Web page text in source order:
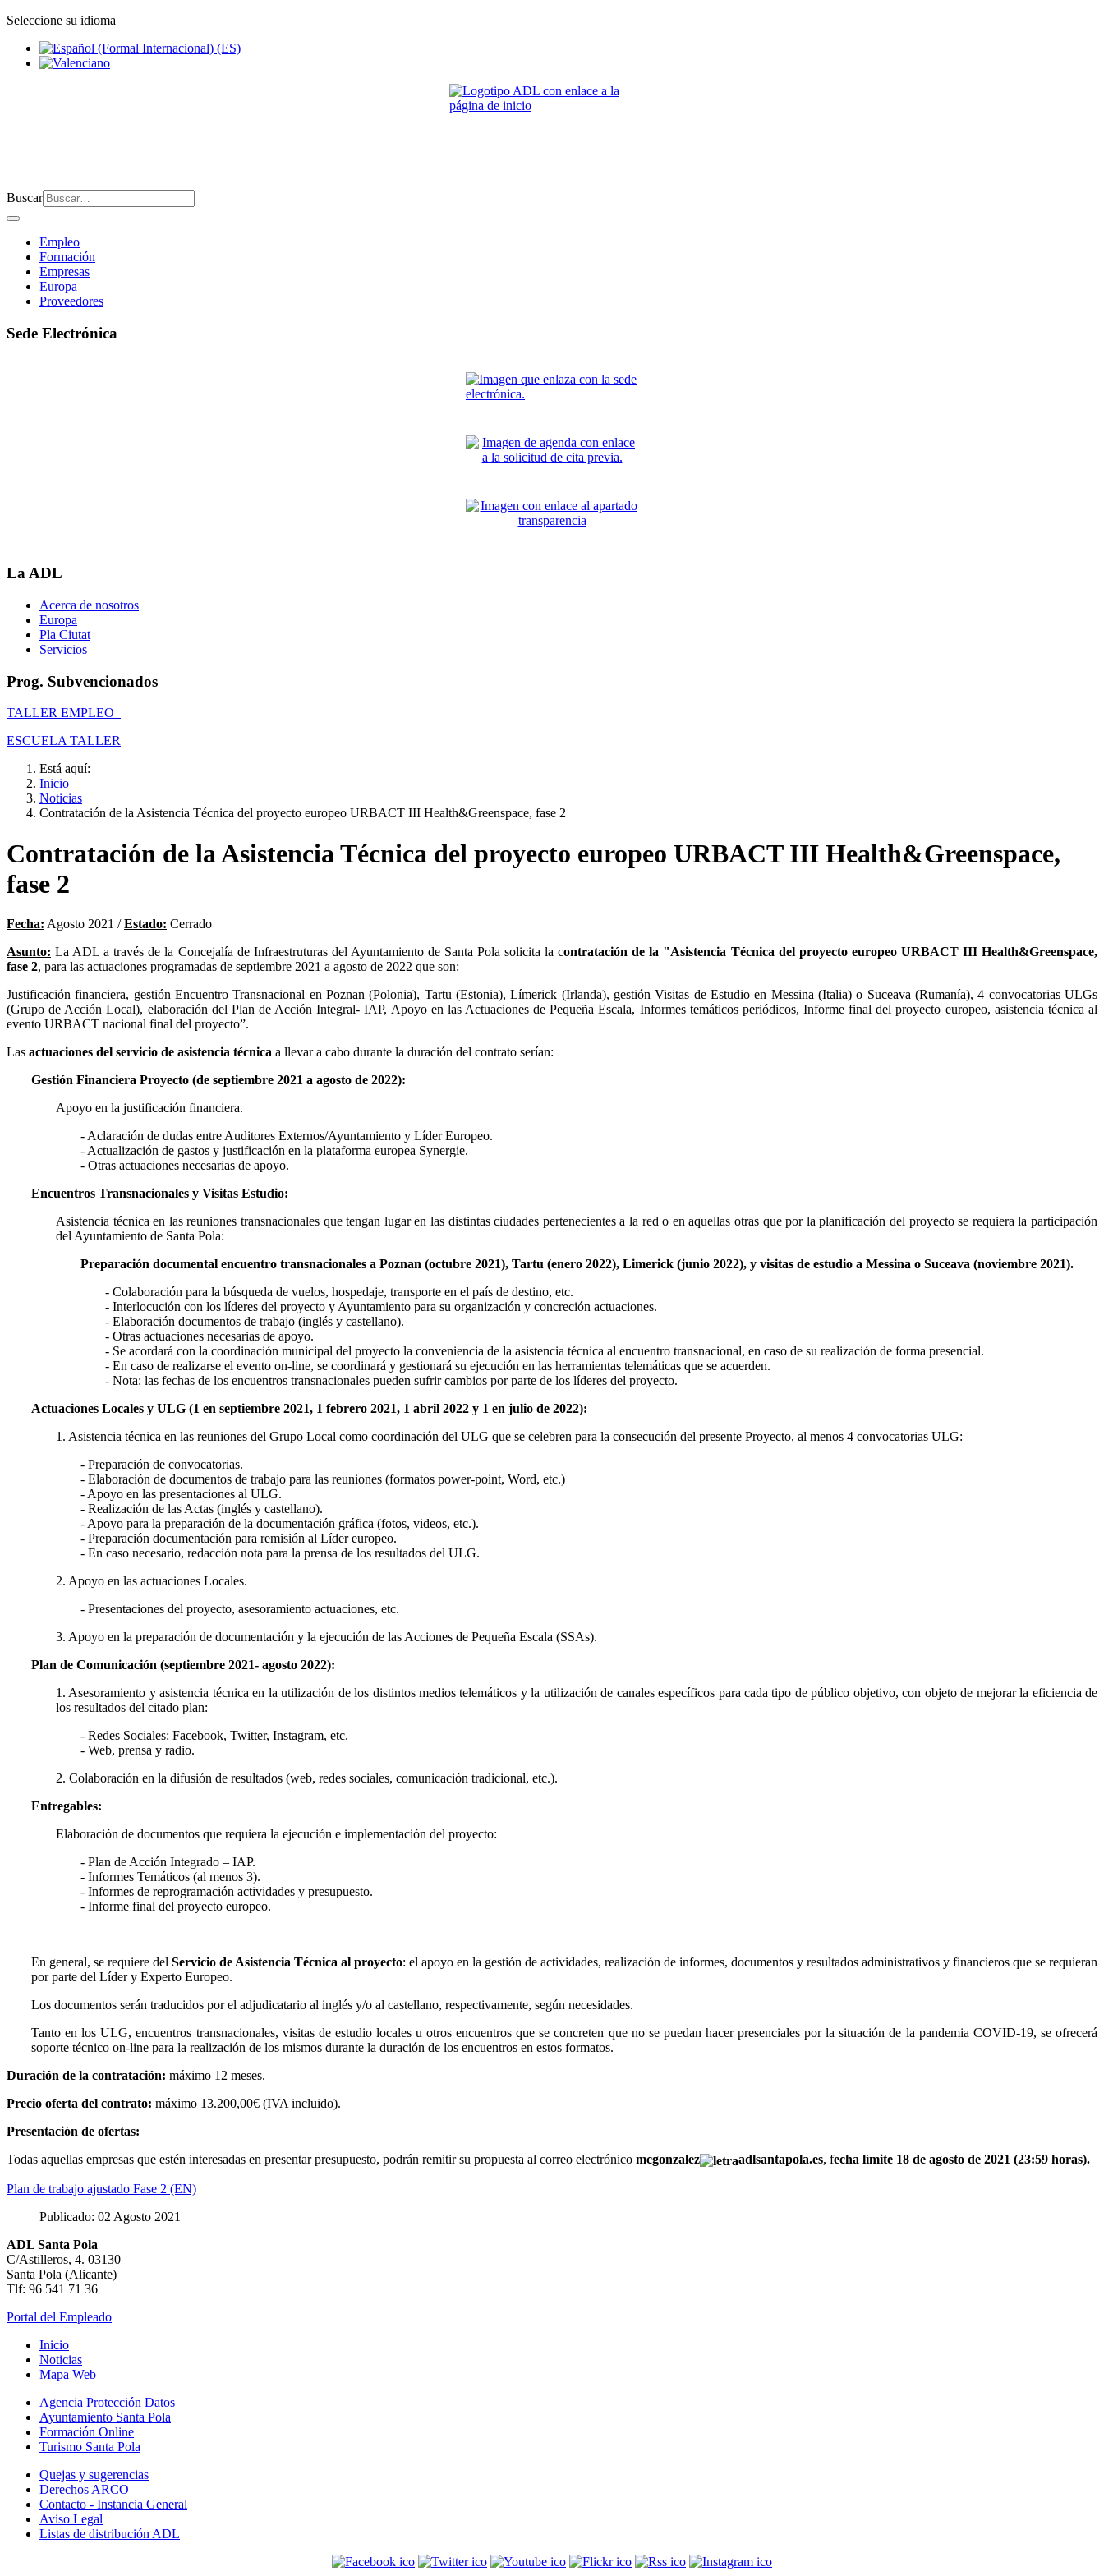
Seleccione su idioma
Buscar
Empleo
Formación
Empresas
Europa
Proveedores
Sede Electrónica
La ADL
Acerca de nosotros
Europa
Pla Ciutat
Servicios
Prog. Subvencionados
TALLER EMPLEO
ESCUELA TALLER
Está aquí:
Inicio
Noticias
Contratación de la Asistencia Técnica del proyecto europeo URBACT III Health&Greenspace, fase 2
Contratación de la Asistencia Técnica del proyecto europeo URBACT III Health&Greenspace,
fase 2
Fecha: Agosto 2021 /Estado: Cerrado
Asunto: La ADL a través de la Concejalía de Infraestruturas del Ayuntamiento de Santa Pola solicita la contratación de la "Asistencia Técnica del proyecto europeo URBACT III Health&Greenspace,
fase 2, para las actuaciones programadas de septiembre 2021 a agosto de 2022 que son:
Justificación financiera, gestión Encuentro Transnacional en Poznan (Polonia), Tartu (Estonia), Límerick (Irlanda), gestión Visitas de Estudio en Messina (Italia) o Suceava (Rumanía), 4 convocatorias ULGs
(Grupo de Acción Local), elaboración del Plan de Acción Integral- IAP, Apoyo en las Actuaciones de Pequeña Escala, Informes temáticos periódicos, Informe final del proyecto europeo, asistencia técnica al
evento URBACT nacional final del proyecto”.
Las actuaciones del servicio de asistencia técnica a llevar a cabo durante la duración del contrato serían:
Gestión Financiera Proyecto (de septiembre 2021 a agosto de 2022):
Apoyo en la justificación financiera.
- Aclaración de dudas entre Auditores Externos/Ayuntamiento y Líder Europeo.
- Actualización de gastos y justificación en la plataforma europea Synergie.
- Otras actuaciones necesarias de apoyo.
Encuentros Transnacionales y Visitas Estudio:
Asistencia técnica en las reuniones transnacionales que tengan lugar en las distintas ciudades pertenecientes a la red o en aquellas otras que por la planificación del proyecto se requiera la participación
del Ayuntamiento de Santa Pola:
Preparación documental encuentro transnacionales a Poznan (octubre 2021), Tartu (enero 2022), Limerick (junio 2022), y visitas de estudio a Messina o Suceava (noviembre 2021).
- Colaboración para la búsqueda de vuelos, hospedaje, transporte en el país de destino, etc.
- Interlocución con los líderes del proyecto y Ayuntamiento para su organización y concreción actuaciones.
- Elaboración documentos de trabajo (inglés y castellano).
- Otras actuaciones necesarias de apoyo.
- Se acordará con la coordinación municipal del proyecto la conveniencia de la asistencia técnica al encuentro transnacional, en caso de su realización de forma presencial.
- En caso de realizarse el evento on-line, se coordinará y gestionará su ejecución en las herramientas telemáticas que se acuerden.
- Nota: las fechas de los encuentros transnacionales pueden sufrir cambios por parte de los líderes del proyecto.
Actuaciones Locales y ULG (1 en septiembre 2021, 1 febrero 2021, 1 abril 2022 y 1 en julio de 2022):
1. Asistencia técnica en las reuniones del Grupo Local como coordinación del ULG que se celebren para la consecución del presente Proyecto, al menos 4 convocatorias ULG:
- Preparación de convocatorias.
- Elaboración de documentos de trabajo para las reuniones (formatos power-point, Word, etc.)
- Apoyo en las presentaciones al ULG.
- Realización de las Actas (inglés y castellano).
- Apoyo para la preparación de la documentación gráfica (fotos, videos, etc.).
- Preparación documentación para remisión al Líder europeo.
- En caso necesario, redacción nota para la prensa de los resultados del ULG.
2. Apoyo en las actuaciones Locales.
- Presentaciones del proyecto, asesoramiento actuaciones, etc.
3. Apoyo en la preparación de documentación y la ejecución de las Acciones de Pequeña Escala (SSAs).
Plan de Comunicación (septiembre 2021- agosto 2022):
1. Asesoramiento y asistencia técnica en la utilización de los distintos medios telemáticos y la utilización de canales específicos para cada tipo de público objetivo, con objeto de mejorar la eficiencia de
los resultados del citado plan:
- Redes Sociales: Facebook, Twitter, Instagram, etc.
- Web, prensa y radio.
2. Colaboración en la difusión de resultados (web, redes sociales, comunicación tradicional, etc.).
Entregables:
Elaboración de documentos que requiera la ejecución e implementación del proyecto:
- Plan de Acción Integrado – IAP.
- Informes Temáticos (al menos 3).
- Informes de reprogramación actividades y presupuesto.
- Informe final del proyecto europeo.
En general, se requiere del Servicio de Asistencia Técnica al proyecto: el apoyo en la gestión de actividades, realización de informes, documentos y resultados administrativos y financieros que se requieran
por parte del Líder y Experto Europeo.
Los documentos serán traducidos por el adjudicatario al inglés y/o al castellano, respectivamente, según necesidades.
Tanto en los ULG, encuentros transnacionales, visitas de estudio locales u otros encuentros que se concreten que no se puedan hacer presenciales por la situación de la pandemia COVID-19, se ofrecerá
soporte técnico on-line para la realización de los mismos durante la duración de los encuentros en estos formatos.
Duración de la contratación: máximo 12 meses.
Precio oferta del contrato: máximo 13.200,00€ (IVA incluido).
Presentación de ofertas:
Todas aquellas empresas que estén interesadas en presentar presupuesto, podrán remitir su propuesta al correo electrónico mcgonzalez adlsantapola.es, fecha límite 18 de agosto de 2021 (23:59 horas).
Plan de trabajo ajustado Fase 2 (EN)
Publicado: 02 Agosto 2021
ADL Santa Pola
C/Astilleros, 4. 03130
Santa Pola (Alicante)
Tlf: 96 541 71 36
Portal del Empleado
Inicio
Noticias
Mapa Web
Agencia Protección Datos
Ayuntamiento Santa Pola
Formación Online
Turismo Santa Pola
Quejas y sugerencias
Derechos ARCO
Contacto - Instancia General
Aviso Legal
Listas de distribución ADL